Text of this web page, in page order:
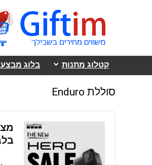
קטלוג מתנות בלוג
סוללת Enduro